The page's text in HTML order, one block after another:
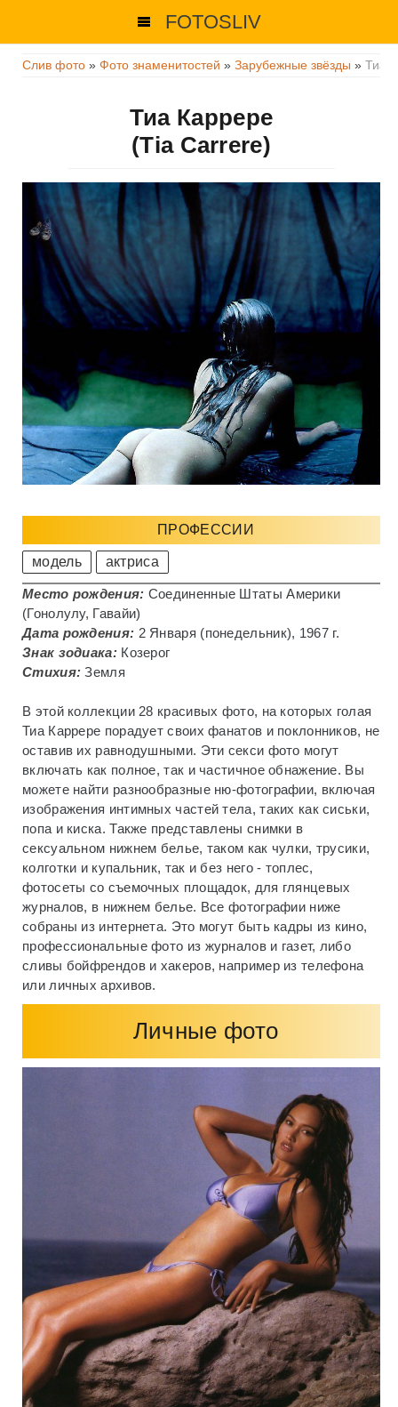
FOTOSLIV
Слив фото » Фото знаменитостей » Зарубежные звёзды » Тиа
Тиа Каррере
(Tia Carrere)
ПРОФЕССИИ
модель актриса
Место рождения: Соединенные Штаты Америки
(Гонолулу, Гавайи)
Дата рождения: 2 Января (понедельник), 1967 г.
Знак зодиака:Козерог
Стихия: Земля
В этой коллекции 28 красивых фото, на которых голая
Тиа Каррере порадует своих фанатов и поклонников, не
оставив их равнодушными. Эти секси фото могут
включать как полное, так и частичное обнажение. Вы
можете найти разнообразные ню-фотографии, включая
изображения интимных частей тела, таких как сиськи,
попа и киска. Также представлены снимки в
сексуальном нижнем белье, таком как чулки, трусики,
колготки и купальник, так и без него - топлес,
фотосеты со съемочных площадок, для глянцевых
журналов, в нижнем белье. Все фотографии ниже
собраны из интернета. Это могут быть кадры из кино,
профессиональные фото из журналов и газет, либо
сливы бойфрендов и хакеров, например из телефона
или личных архивов.
Личные фото